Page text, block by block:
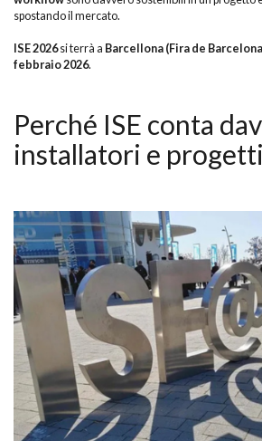
spostando il mercato.
ISE 2026si terrà a Barcellona (Fira de
febbraio 2026.
Perché ISE conta
installatori e